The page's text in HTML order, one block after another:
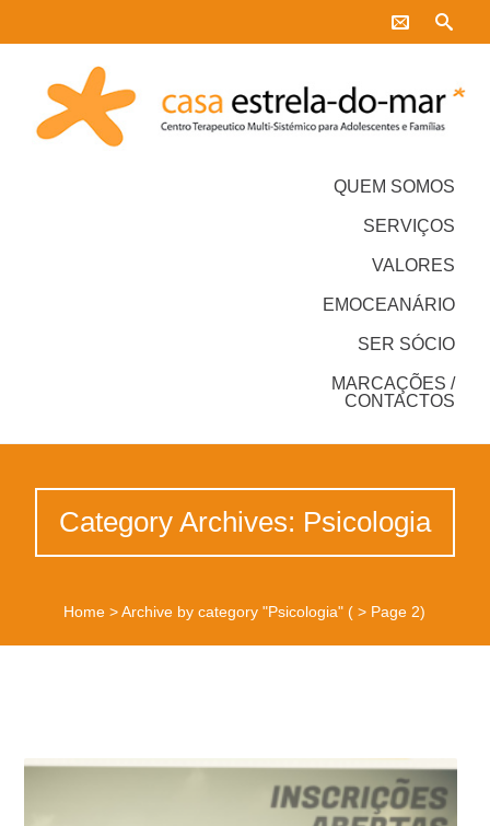
QUEM SOMOS
SERVIÇOS
VALORES
EMOCEANÁRIO
SER SÓCIO
MARCAÇÕES /
CONTACTOS
Category Archives: Psicologia
Home >Archive by category "Psicologia" ( > Page 2)